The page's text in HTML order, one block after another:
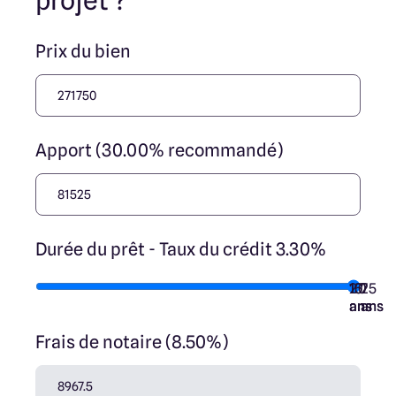
Prix du bien
Apport (30.00% recommandé)
Durée du prêt - Taux du crédit 3.30%
7
ans
10
ans
15
ans
20
ans
25
ans
Frais de notaire (8.50%)